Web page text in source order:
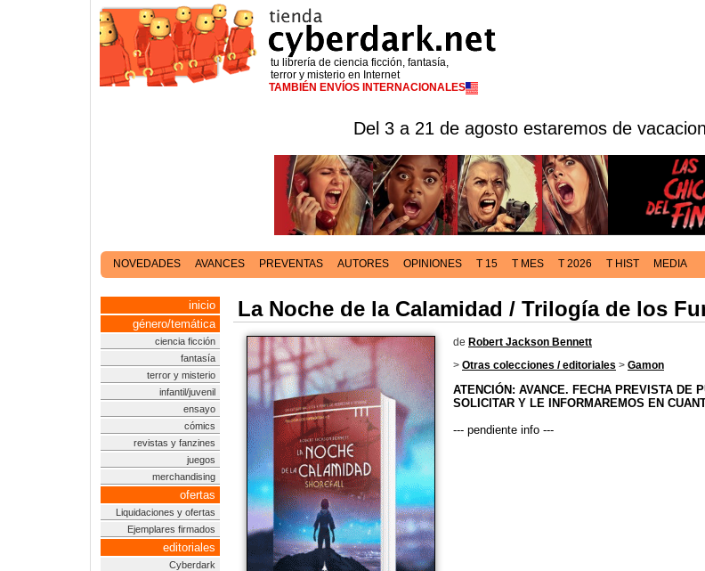
tu librería de ciencia ficción, fantasía,
terror y misterio en Internet
TAMBIÉN ENVÍOS INTERNACIONALES
Del 3 a 21 de agosto estaremos de
NOVEDADES AVANCES PREVENTAS AUTORES OPINIONES T 15 T MES T 2026 T HIST MEDIA
inicio
género/temática
ciencia ficción
fantasía
terror y misterio
infantil/juvenil
ensayo
cómics
revistas y fanzines
juegos
merchandising
ofertas
Liquidaciones y ofertas
Ejemplares firmados
editoriales
Cyberdark
La Noche de la Calamidad / Trilogía de los
de Robert Jackson Bennett
> Otras colecciones / editoriales > Gamon
ATENCIÓN: AVANCE. FECHA PREVISTA DE
SOLICITAR Y LE INFORMAREMOS EN
--- pendiente info ---